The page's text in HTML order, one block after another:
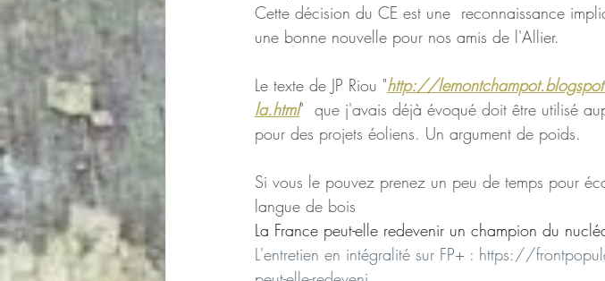
Cette décision du CE est une  reconnaissance
une bonne nouvelle pour nos amis de l'Allier.
Le texte de JP Riou "http://
la.html"  que j'avais déjà évoqué doit être utilisé
pour des projets éoliens. Un argument de poids.
Si vous le pouvez prenez un peu de temps pour
langue de bois
La France peut-elle redevenir un champion du
L'entretien en intégralité sur FP+ : https://